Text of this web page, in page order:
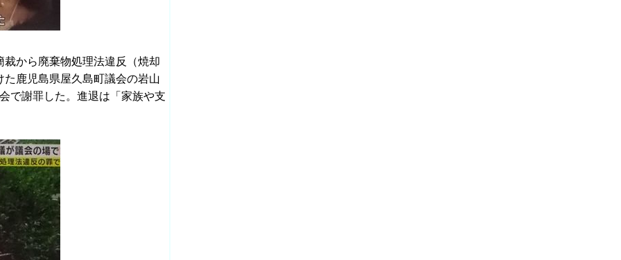
から廃棄物処理法違反（焼却
鹿児島県屋久島町議会の岩山
で謝罪した。進退は「家族や支